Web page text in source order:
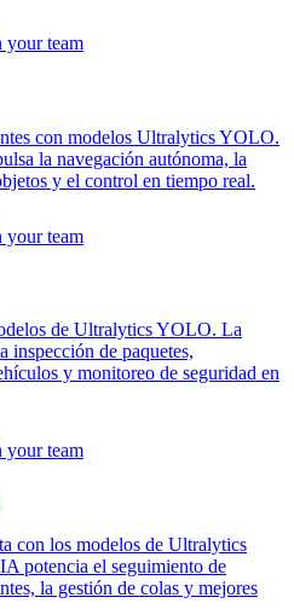
con modelos Ultralytics YOLO.
la navegación autónoma, la
y el control en tiempo real.
de Ultralytics YOLO. La
de paquetes,
y monitoreo de seguridad en
con los modelos de Ultralytics
potencia el seguimiento de
la gestión de colas y mejores